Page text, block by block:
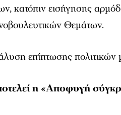
κατόπιν εισήγησης
Θεµάτων.
επίπτωσης πολιτικών
η «Αποφυγή